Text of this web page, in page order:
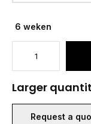
6 weken
Larger
Request a